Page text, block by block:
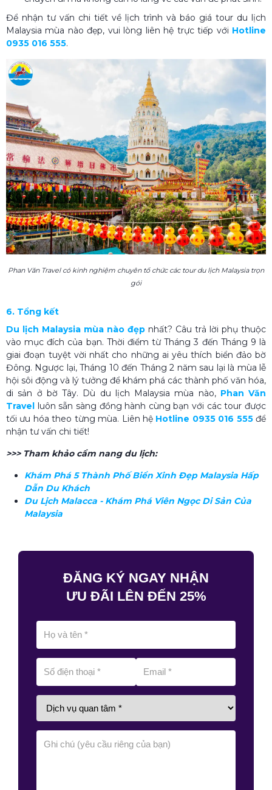
Để nhận tư vấn chi tiết về lịch trình và báo giá tour du lịch
Malaysia mùa nào đẹp, vui lòng liên hệ trực tiếp với Hotline
0935 016 555.
Phan Văn Travel có kinh nghiệm chuyên tổ chức các tour du lịch Malaysia trọn
gói
6. Tổng kết
Du lịch Malaysia mùa nào đẹp nhất? Câu trả lời phụ thuộc
vào mục đích của bạn. Thời điểm từ Tháng 3 đến Tháng 9 là
giai đoạn tuyệt vời nhất cho những ai yêu thích biển đảo bờ
Đông. Ngược lại, Tháng 10 đến Tháng 2 năm sau lại là mùa lễ
hội sôi động và lý tưởng để khám phá các thành phố văn hóa,
di sản ở bờ Tây. Dù du lịch Malaysia mùa nào, Phan Văn
Travel luôn sẵn sàng đồng hành cùng bạn với các tour được
tối ưu hóa theo từng mùa. Liên hệ Hotline 0935 016 555để
nhận tư vấn chi tiết!
>>> Tham khảo cẩm nang du lịch:
Khám Phá 5 Thành Phố Biển Xinh Đẹp Malaysia Hấp
Dẫn Du Khách
Du Lịch Malacca - Khám Phá Viên Ngọc Di Sản Của
Malaysia
ĐĂNG KÝ NGAY NHẬN
ƯU ĐÃI LÊN ĐẾN 25%